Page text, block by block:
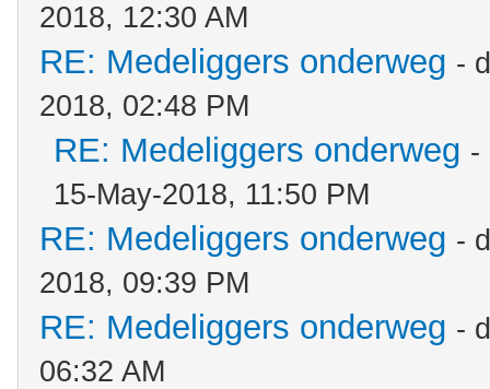
2018, 12:30 AM
RE: Medeliggers onderweg -
2018, 02:48 PM
RE: Medeliggers onderweg -
15-May-2018, 11:50 PM
RE: Medeliggers onderweg -
2018, 09:39 PM
RE: Medeliggers onderweg -
06:32 AM